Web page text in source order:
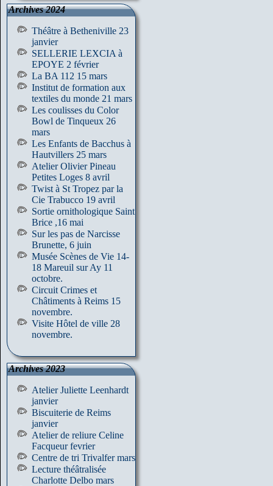
Archives 2024
Théâtre à Betheniville 23
janvier
SELLERIE LEXCIA à
EPOYE 2 février
La BA 112 15 mars
Institut de formation aux
textiles du monde 21 mars
Les coulisses du Color
Bowl de Tinqueux 26
mars
Les Enfants de Bacchus à
Hautvillers 25 mars
Atelier Olivier Pineau
Petites Loges 8 avril
Twist à St Tropez par la
Cie Trabucco 19 avril
Sortie ornithologique Saint
Brice ,16 mai
Sur les pas de Narcisse
Brunette, 6 juin
Musée Scènes de Vie 14-
18 Mareuil sur Ay 11
octobre.
Circuit Crimes et
Châtiments à Reims 15
novembre.
Visite Hôtel de ville 28
novembre.
Archives 2023
Atelier Juliette Leenhardt
janvier
Biscuiterie de Reims
janvier
Atelier de reliure Celine
Facqueur fevrier
Centre de tri Trivalfer mars
Lecture théâtralisée
Charlotte Delbo mars